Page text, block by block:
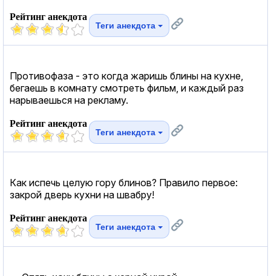
Рейтинг анекдота
Теги анекдота
Противофаза - это когда жаришь блины на кухне,
бегаешь в комнату смотреть фильм, и каждый раз
нарываешься на рекламу.
Рейтинг анекдота
Теги анекдота
Как испечь целую гору блинов? Правило первое:
закрой дверь кухни на швабру!
Рейтинг анекдота
Теги анекдота